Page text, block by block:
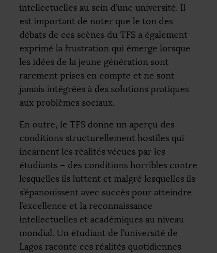
intellectuelles au sein d’une université. Il
est important de noter que le ton des
débats de ces scènes du TFS a également
exprimé la frustration qui émerge lorsque
les idées de la jeune génération sont
rarement prises en compte et ne sont
jamais intégrées à des solutions pratiques
aux problèmes sociaux.
En outre, le TFS donne un aperçu des
conditions structurellement hostiles qui
incarnent les réalités vécues par les
étudiants – des conditions horribles contre
lesquelles ils luttent et malgré lesquelles ils
s’épanouissent avec succès pour atteindre
l’excellence et la reconnaissance
intellectuelles et académiques au niveau
mondial. Un étudiant de l’université de
Lagos raconte ces réalités quotidiennes